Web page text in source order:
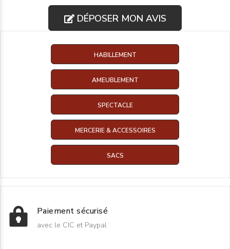
DÉPOSER MON AVIS
HABILLEMENT
AMEUBLEMENT
SPECTACLE
MERCERIE & ACCESSOIRES
SACS
Paiement sécurisé
avec le CIC et Paypal